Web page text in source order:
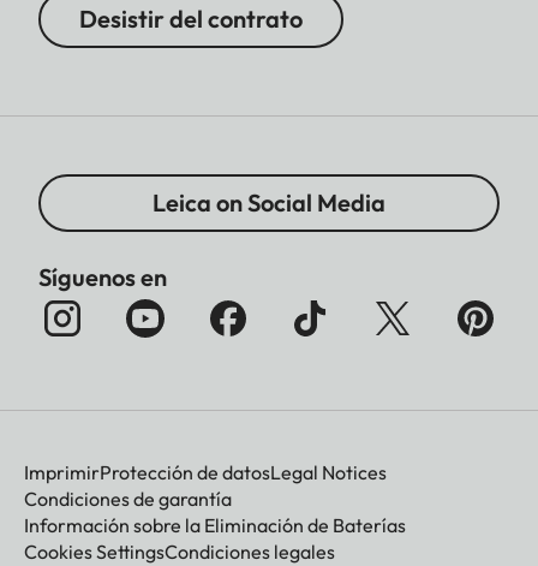
Desistir del contrato
Leica on Social Media
Síguenos en
ImprimirProtección de datosLegal Notices
Condiciones de garantía
Información sobre la Eliminación de Baterías
Cookies SettingsCondiciones legales